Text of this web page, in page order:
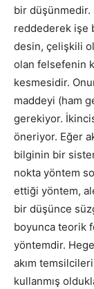
bir
reddederek işe
desin, çelişkili
olan felsefenin
kesmesidir.
maddeyi (ham
gerekiyor.
öneriyor. Eğer
bilginin bir
nokta yöntem
ettiği yöntem,
bir düşünce
boyunca teorik
yöntemdir.
akım
kullanmış